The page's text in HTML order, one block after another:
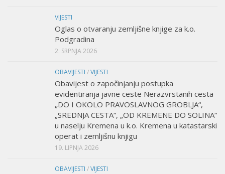
VIJESTI
Oglas o otvaranju zemljišne knjige za k.o.
Podgradina
2. SRPNJA 2026
OBAVIJESTI /VIJESTI
Obavijest o započinjanju postupka
evidentiranja javne ceste Nerazvrstanih cesta
„DO I OKOLO PRAVOSLAVNOG GROBLJA“,
„SREDNJA CESTA“, „OD KREMENE DO SOLINA“
u naselju Kremena u k.o. Kremena u katastarski
operat i zemljišnu knjigu
19. LIPNJA 2026
OBAVIJESTI /VIJESTI